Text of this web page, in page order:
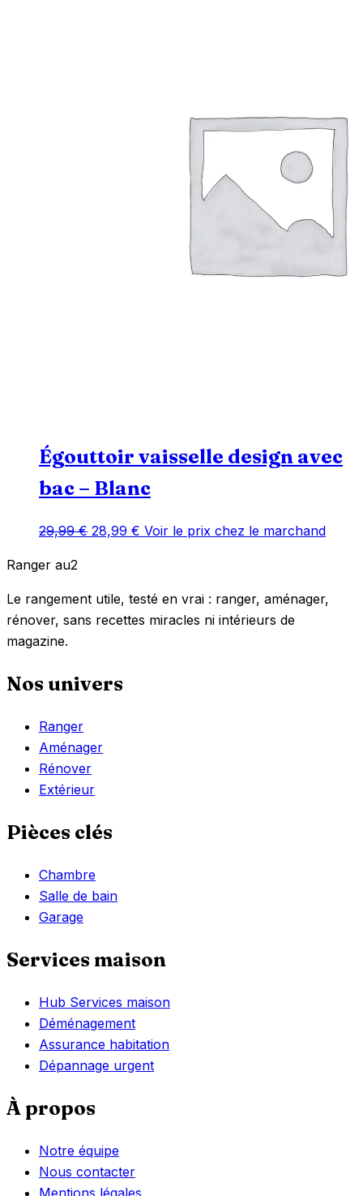
Égouttoir vaisselle design avec
bac – Blanc
29,99€ Le
était :
29,99 €.
28,99 € Le
est :
28,99 €.
Voir le prix chez le marchand
Ranger au2
Le rangement utile, testé en vrai : ranger, aménager,
rénover, sans recettes miracles ni intérieurs de
magazine.
Nos univers
Ranger
Aménager
Rénover
Extérieur
Pièces clés
Chambre
Salle de bain
Garage
Services maison
Hub Services maison
Déménagement
Assurance habitation
Dépannage urgent
À propos
Notre équipe
Nous contacter
Mentions légales